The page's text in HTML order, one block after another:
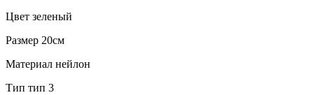
Цвет зеленый
Размер 20см
Материал нейлон
Тип тип 3